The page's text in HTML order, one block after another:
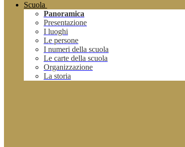
Scuola
Panoramica
Presentazione
I luoghi
Le persone
I numeri della scuola
Le carte della scuola
Organizzazione
La storia